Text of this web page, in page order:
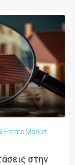
Estate Market
στην